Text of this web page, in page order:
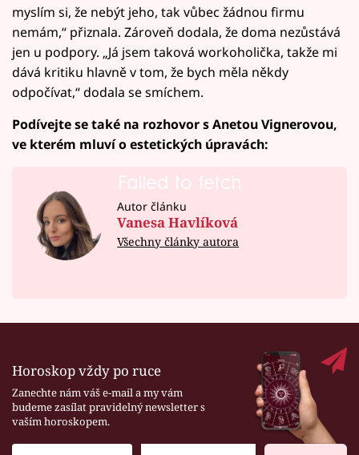
myslím si, že nebýt jeho, tak vůbec žádnou firmu
nemám,“ přiznala. Zároveň dodala, že doma nezůstává
jen u podpory. „Já jsem taková workoholička, takže mi
dává kritiku hlavně v tom, že bych měla někdy
odpočívat,“ dodala se smíchem.
Podívejte se také na rozhovor s Anetou Vignerovou,
ve kterém mluví o estetických úpravách:
Failed to fetch
Autor článku
Vanesa Havlíková
Všechny články autora
Horoskop vždy po ruce
Zanechte nám váš e-mail a my vám
budeme zasílat pravidelný newsletter s
vaším horoskopem.